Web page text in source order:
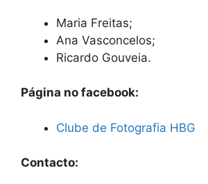
Maria Freitas;
Ana Vasconcelos;
Ricardo Gouveia.
Página no facebook:
Clube de Fotografia HBG
Contacto: